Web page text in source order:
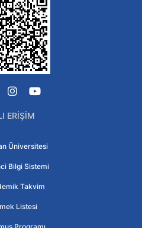
Instagram
YouTube
ERIŞIM
Üniversitesi
Bilgi Sistemi
Takvim
Listesi